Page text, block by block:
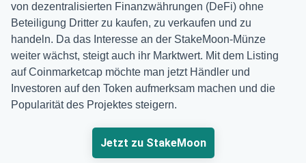
von dezentralisierten Finanzwährungen (DeFi) ohne
Beteiligung Dritter zu kaufen, zu verkaufen und zu
handeln. Da das Interesse an der StakeMoon-Münze
weiter wächst, steigt auch ihr Marktwert. Mit dem Listing
auf Coinmarketcap möchte man jetzt Händler und
Investoren auf den Token aufmerksam machen und die
Popularität des Projektes steigern.
Jetzt zu StakeMoon